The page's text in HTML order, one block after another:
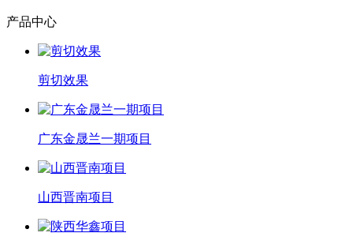
产品中心
剪切效果
广东金晟兰一期项目
山西晋南项目